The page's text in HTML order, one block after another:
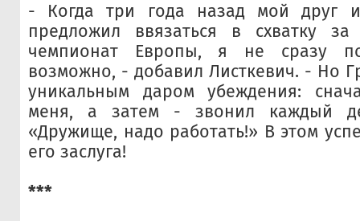
- Когда три года назад мой друг и
предложил ввязаться в схватку
чемпионат Европы, я не сразу
возможно, - добавил Листкевич. - Но
уникальным даром убеждения:
меня, а затем - звонил каждый
«Дружище, надо работать!» В этом
его заслуга!
***